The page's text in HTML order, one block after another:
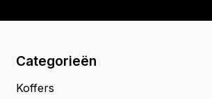
Categorieën
Koffers